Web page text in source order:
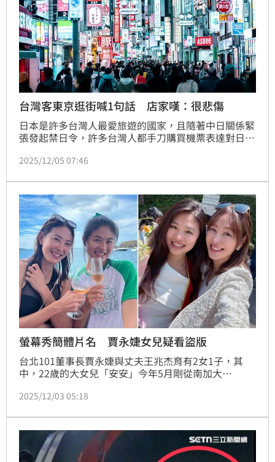
台灣客東京逛街喊1句話 店家嘆：很悲傷
日本是許多台灣人最愛旅遊的國家，且隨著中日關係緊
張發起禁日令，許多台灣人都手刀購買機票表達對日本
露，經常聽到台灣人在店內翻動幾下三麗鷗商品後大喊
引3.3萬次瀏覽討論。
2025/12/05 07:46
螢幕秀簡體片名 賈永婕女兒疑看盜版
台北101董事長賈永婕與丈夫王兆杰育有2女1子，其
中，22歲的大女兒「安安」今年5月剛從南加大
士，主修「國際教育」與「非營利組織領導」，堪稱星
日深夜安安發出一張在家煮壽喜燒、同時欣賞宮崎駿名
作《崖上的波妞》的照片，螢幕上的播放頁面卻意外引
發「看盜版」質疑。
2025/12/03 05:18